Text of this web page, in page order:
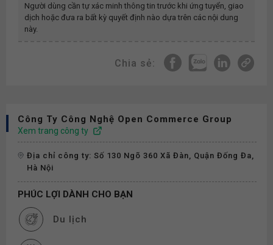
Người dùng cần tự xác minh thông tin trước khi ứng tuyển, giao
dịch hoặc đưa ra bất kỳ quyết định nào dựa trên các nội dung
này.
Chia sẻ:
Công Ty Công Nghệ Open Commerce Group
Xem trang công ty
Địa chỉ công ty: Số 130 Ngõ 360 Xã Đàn, Quận Đống Đa,
Hà Nội
PHÚC LỢI DÀNH CHO BẠN
Du lịch